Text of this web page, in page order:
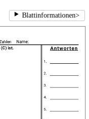
Blattinformationen>